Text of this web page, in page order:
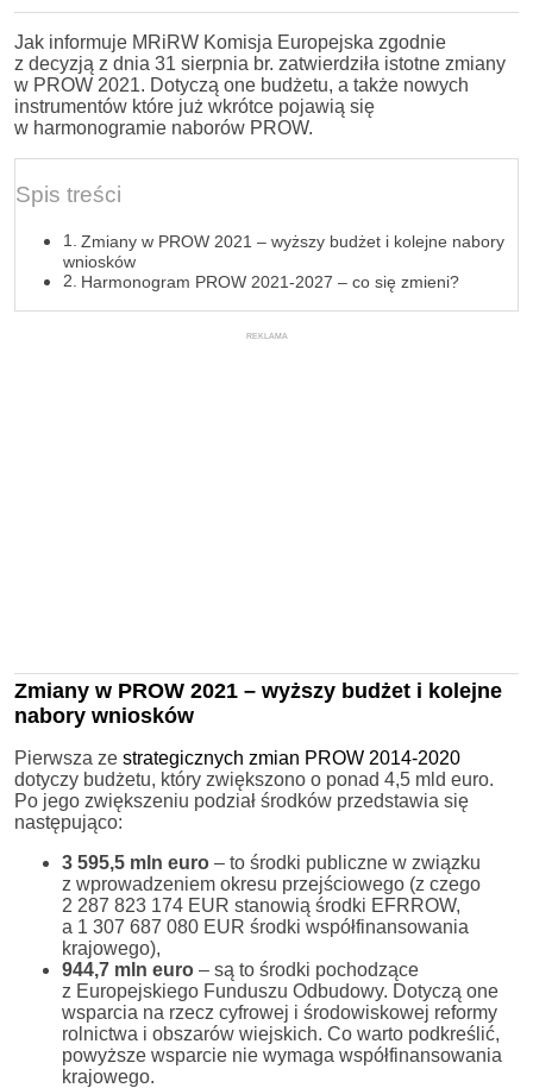
Jak informuje MRiRW Komisja Europejska zgodnie
z decyzją z dnia 31 sierpnia br. zatwierdziła istotne zmiany
w PROW 2021. Dotyczą one budżetu, a także nowych
instrumentów które już wkrótce pojawią się
w harmonogramie naborów PROW.
Spis treści
Zmiany w PROW 2021 – wyższy budżet i kolejne nabory
wniosków
Harmonogram PROW 2021-2027 – co się zmieni?
REKLAMA
Zmiany w PROW 2021 – wyższy budżet i kolejne
nabory wniosków
Pierwsza ze strategicznych zmian PROW 2014-2020
dotyczy budżetu, który zwiększono o ponad 4,5 mld euro.
Po jego zwiększeniu podział środków przedstawia się
następująco:
3 595,5 mln euro – to środki publiczne w związku
z wprowadzeniem okresu przejściowego (z czego
2 287 823 174 EUR stanowią środki EFRROW,
a 1 307 687 080 EUR środki współfinansowania
krajowego),
944,7 mln euro – są to środki pochodzące
z Europejskiego Funduszu Odbudowy. Dotyczą one
wsparcia na rzecz cyfrowej i środowiskowej reformy
rolnictwa i obszarów wiejskich. Co warto podkreślić,
powyższe wsparcie nie wymaga współfinansowania
krajowego.